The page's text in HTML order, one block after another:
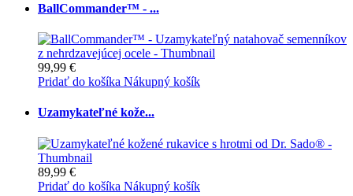
BallCommander™ - ...
99,99 €
Pridať do košíka Nákupný košík
Uzamykateľné kože...
89,99 €
Pridať do košíka Nákupný košík